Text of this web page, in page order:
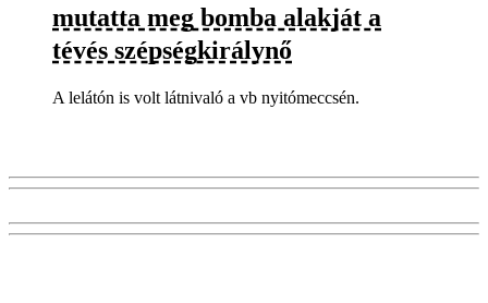
mutatta meg bomba alakját a
tévés szépségkirálynő
A lelátón is volt látnivaló a vb nyitómeccsén.